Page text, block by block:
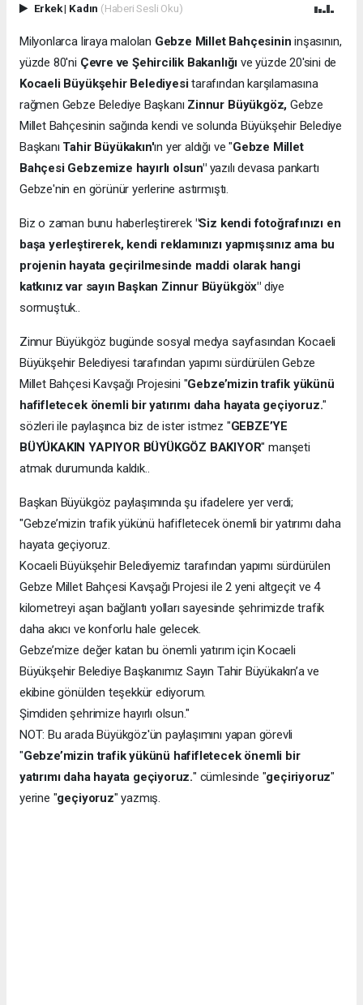
Erkek| Kadın (Haberi Sesli Oku)
Milyonlarca liraya malolan Gebze Millet Bahçesinin inşasının,
yüzde 80'ni Çevre ve Şehircilik Bakanlığı ve yüzde 20'sini de
Kocaeli Büyükşehir Belediyesitarafından karşılamasına
rağmen Gebze Belediye Başkanı Zinnur Büyükgöz, Gebze
Millet Bahçesinin sağında kendi ve solunda Büyükşehir Belediye
Başkanı Tahir Büyükakın'ın yer aldığı ve "Gebze Millet
Bahçesi Gebzemize hayırlı olsun"yazılı devasa pankartı
Gebze'nin en görünür yerlerine astırmıştı.
Biz o zaman bunu haberleştirerek "Siz kendi fotoğrafınızı en
başa yerleştirerek, kendi reklamınızı yapmışsınız ama bu
projenin hayata geçirilmesinde maddi olarak hangi
katkınız var sayın Başkan Zinnur Büyükgöx" diye
sormuştuk..
Zinnur Büyükgöz bugünde sosyal medya sayfasından Kocaeli
Büyükşehir Belediyesi tarafından yapımı sürdürülen Gebze
Millet Bahçesi Kavşağı Projesini "Gebze’mizin trafik yükünü
hafifletecek önemli bir yatırımı daha hayata geçiyoruz."
sözleri ile paylaşınca biz de ister istmez "GEBZE’YE
BÜYÜKAKIN YAPIYOR BÜYÜKGÖZ BAKIYOR" manşeti
atmak durumunda kaldık..
Başkan Büyükgöz paylaşımında şu ifadelere yer verdi;
"Gebze’mizin trafik yükünü hafifletecek önemli bir yatırımı daha
hayata geçiyoruz.
Kocaeli Büyükşehir Belediyemiz tarafından yapımı sürdürülen
Gebze Millet Bahçesi Kavşağı Projesi ile 2 yeni altgeçit ve 4
kilometreyi aşan bağlantı yolları sayesinde şehrimizde trafik
daha akıcı ve konforlu hale gelecek.
Gebze’mize değer katan bu önemli yatırım için Kocaeli
Büyükşehir Belediye Başkanımız Sayın Tahir Büyükakın’a ve
ekibine gönülden teşekkür ediyorum.
Şimdiden şehrimize hayırlı olsun."
NOT: Bu arada Büyükgöz'ün paylaşımını yapan görevli
"Gebze’mizin trafik yükünü hafifletecek önemli bir
yatırımı daha hayata geçiyoruz." cümlesinde "geçiriyoruz"
yerine "geçiyoruz" yazmış.